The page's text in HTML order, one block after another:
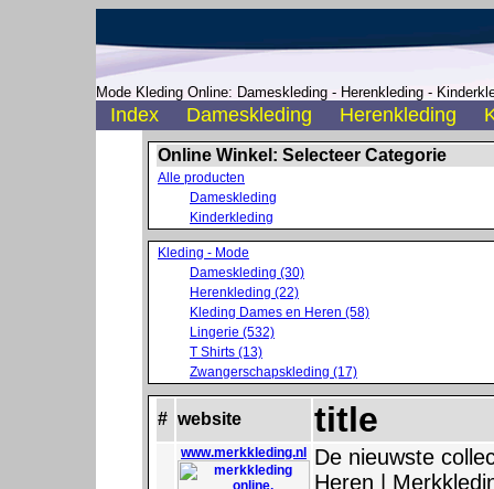
Mode Kleding Online: Dameskleding - Herenkleding -
Index Dameskleding Herenkleding
Online Winkel: Selecteer Categorie
Alle producten
Dameskleding
Kinderkleding
Kleding - Mode
Dameskleding (30)
Herenkleding (22)
Kleding Dames en Heren (58)
Lingerie (532)
T Shirts (13)
Zwangerschapskleding (17)
# website title
www.merkkleding.nl
De nieuwste
Heren |